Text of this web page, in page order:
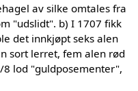
av silke omtales fra
"udslidt". b) I 1707 fikk
det innkjøpt seks alen
sort lerret, fem alen rød
lod "guldposementer",